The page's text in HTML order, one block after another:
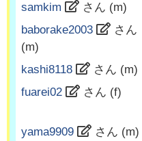
samkim
さん (m)
baborake2003
さん
(m)
kashi8118 さん (m)
fuarei02
さん (f)
yama9909
さん (m)